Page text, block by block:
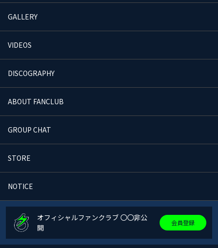
GALLERY
VIDEOS
DISCOGRAPHY
ABOUT FANCLUB
GROUP CHAT
STORE
NOTICE
オフィシャルファンクラブ 〇〇非公
開
会員登録